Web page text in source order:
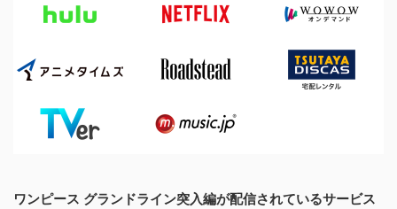
ワンピース グランドライン突入編が配信されているサービス